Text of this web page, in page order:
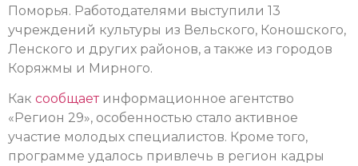
Поморья. Работодателями выступили 13
учреждений культуры из Вельского, Коношского,
Ленского и других районов, а также из городов
Коряжмы и Мирного.
Как сообщает информационное агентство
«Регион 29», особенностью стало активное
участие молодых специалистов. Кроме того,
программе удалось привлечь в регион кадры